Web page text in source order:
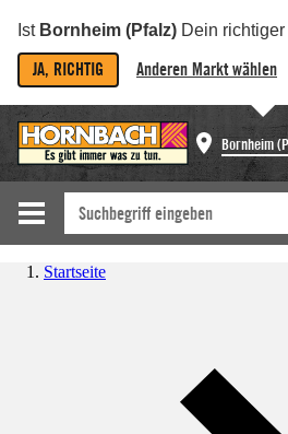
Ist Bornheim (Pfalz) Dein
JA, RICHTIG Anderen Markt wählen
Bornheim
Startseite